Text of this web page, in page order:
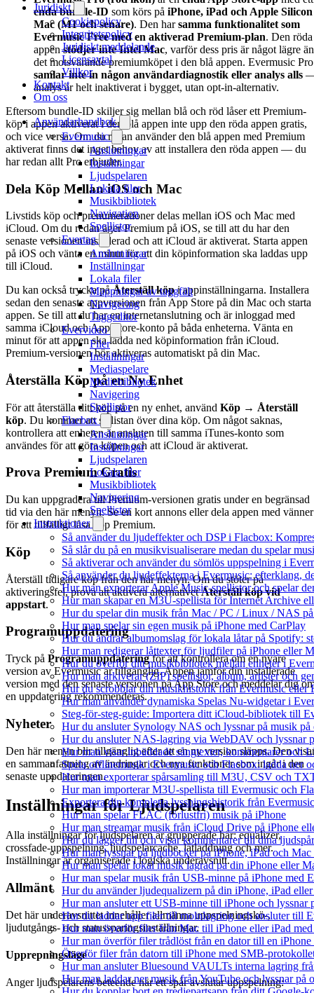
Juridiskt
Cookiepolicy
Integritetspolicy
Juridiskt meddelande
Licensavtal
Villkor
Kontakt
Om oss
Användarhandbok
Evermusic
Anslutningar
Inställningar
Ljudspelaren
Lokala filer
Musikbibliotek
Navigation
Spellistor
Evertag
Anslutningar
Inställningar
Lokala filer
Mappningar av taggfält
Navigering
Taggeditor
Evervideo
Filer
Inställningar
Mediaspelare
Mediebibliotek
Navigering
Spellistor
Flacbox
Anslutningar
Inställningar
Ljudspelaren
Lokala filer
Musikbibliotek
Navigering
Spellistor
Instruktioner
Så använder du ljudeffekter och DSP i Flacbox:
Så slår du på en musikvisualiserare medan du spelar
Så aktiverar och använder du sömlös uppspelning i
Så använder du ljudeffekterna i Evermusic: efterklang,
Hur man exporterar Apple Music-spellistor och spelar
Hur man skapar en M3U-spellista för Internet Archive
Hur du spelar din musik från Mac / PC / Linux / NAS
Hur man spelar sin egen musik på iPhone med CarPlay
Hur du ändrar albumomslag för lokala låtar på Spotify:
Hur man redigerar låttexter för ljudfiler på iPhone eller
Hur du överför ditt musikbibliotek mellan enheter i
Hur man arkiverar (ZIP) spellistor, album, artister och
Hur du scrobblar din musikhistorik från Evermusic eller
Hur man använder dynamiska Spelas Nu-widgetar i
Steg-för-steg-guide: Importera ditt iCloud-bibliotek till
Hur du ansluter Synology NAS och lyssnar på musik
Hur du ansluter NAS-lagring via WebDAV och lyssnar
Hur man visar inbäddade sångtexter, kommentarer och
Spela offlinemusik i Evermusic och Flacbox: ladda ner
Hur man exporterar spårsamling till M3U, CSV och
Hur man importerar M3U-spellista till Evermusic och
Exportera din kompletta lyssningshistorik från
Hur man spelar FLAC (förlustfri) musik på iPhone
Hur man streamar musik från iCloud Drive på iPhone
Hur du lägger till och visar kommentarer till dina
Hur man lyssnar på ljudböcker på iPhone, iPad och
Hur man spelar lokal musik lagrad pa din iPhone eller
Hur man spelar musik från USB-minne på iPhone med
Hur du använder ljudequalizern på din iPhone, iPad
Hur man ansluter ett USB-minne till iPhone och lyssnar
Hur du laddar upp filer till molnlagring och ansluter till
Hur man överför filer från Mac till iPhone eller iPad
Hur man överför filer trådlöst från en dator till en
Överför filer från datorn till iPhone med SMB-
Hur man ansluter Bluesound VAULTs interna lagring
Hur man laddar ner musik från YouTube och lyssnar på
enda bundle-ID som körs på iPhone, iPad och Apple Silicon
Mac (M1 och senare). Den harsamma funktionalitet som
Evermusic Free med en aktiverad Premium-plan. Den röda
appenstödjer inte Intel Mac, varför dess pris är något lägre än
det motsvarande premiumköpet i den blå appen. Evermusic Pro
samlar inte in någon användardiagnostik eller analys alls
analys är helt inaktiverat i bygget, utan opt-in-alternativ.
Eftersom bundle-ID skiljer sig mellan blå och röd låser ett Premium-
köp i appen aktiverat i den blå appen inte upp den röda appen gratis,
och vice versa. Om du redan använder den blå appen med Premium
aktiverat finns det inget behov av att installera den röda appen — du
har redan allt Pro erbjuder.
Dela Köp Mellan iOS och Mac
Livstids köp och prenumerationer delas mellan iOS och Mac med
iCloud. Om du redan äger Premium på iOS, se till att du har den
senaste versionen installerad och att iCloud är aktiverat. Starta appen
på iOS och vänta en minut för att din köpinformation ska laddas upp
till iCloud.
Du kan också trycka påÅterställ köpi appinställningarna. Installera
sedan den senaste appversionen från App Store på din Mac och starta
appen. Se till att du har en internetanslutning och är inloggad med
samma iCloud och App Store-konto på båda enheterna. Vänta en
minut för att appen ska ladda ned köpinformation från iCloud.
Premium-versionen bör aktiveras automatiskt på din Mac.
Återställa Köp på en Ny Enhet
För att återställa ditt köp på en ny enhet, använd Köp → Återställ
köp. Du kommer att se listan över dina köp. Om något saknas,
kontrollera att enheten är ansluten till samma iTunes-konto som
användes för att göra köpen och att iCloud är aktiverat.
Prova Premium Gratis
Du kan uppgradera till Premium-versionen gratis under en begränsad
tid via den här menyn. Se en kort annons eller dela appen med vänner
för att tillfälligt låsa upp Premium.
Köp
Återställ tidigare köp från den här menyn. Om du stöter på
aktiveringsfel, prova att aktivera alternativetÅterställ köp vid
appstart.
Programuppdatering
Tryck på Programuppdateringför att kontrollera om en nyare
version av Evermusic är tillgänglig. Appen jämför din installerade
version med den senaste versionen på App Store och meddelar dig
en uppdatering rekommenderas.
Nyheter
Den här menyn blir tillgänglig efter att en ny version släpps. Den
en sammanfattning av ändringar och nya funktioner som ingår i den
senaste uppdateringen.
Inställningar för Ljudspelaren
Alla inställningar för ljudspelaren är grupperade här: equalizer,
crossfade-uppspelning, ljudspelarcache, låtladdning och mer.
Inställningar är organiserade i logiska underavsnitt.
Allmänt
Det här underavsnittet innehåller allmänna uppspelningskö-,
ljudutgångs- och statussparingsinställningar.
Upprepningsläge
Anger ljudspelarens beteende när ett spår avslutar uppspelning: